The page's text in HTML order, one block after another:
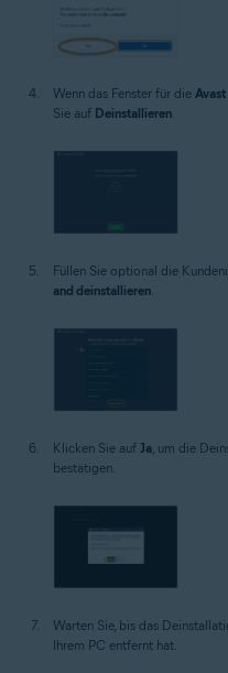
Wenn das Fenster für die
Sie auf Deinstallieren
Füllen Sie optional die
and deinstallieren
Klicken Sie auf Ja , um die
bestätigen.
Warten Sie, bis das
Ihrem PC entfernt hat.